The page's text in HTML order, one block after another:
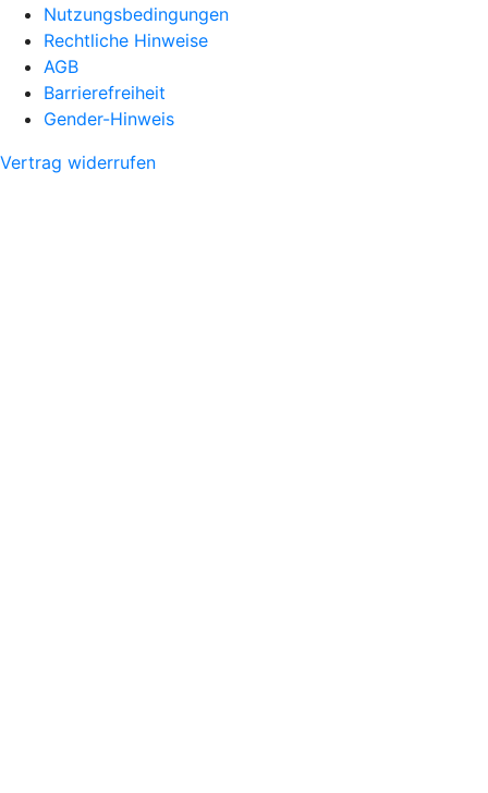
Nutzungsbedingungen
Rechtliche Hinweise
AGB
Barrierefreiheit
Gender-Hinweis
Vertrag widerrufen